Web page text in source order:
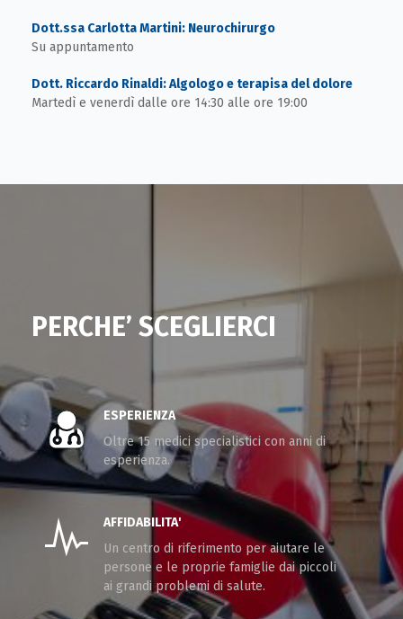
Dott.ssa Carlotta Martini: Neurochirurgo
Su appuntamento
Dott. Riccardo Rinaldi: Algologo e terapisa del dolore
Martedì e venerdì dalle ore 14:30 alle ore 19:00
PERCHE’ SCEGLIERCI
ESPERIENZA
Oltre 15 medici specialistici con anni di
esperienza.
AFFIDABILITA'
Un centro di riferimento per aiutare le
persone e le proprie famiglie dai piccoli
ai grandi problemi di salute.